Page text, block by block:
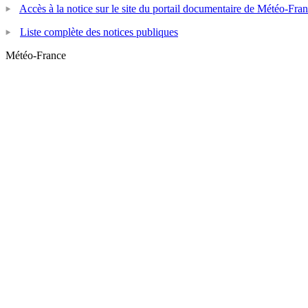
Accès à la notice sur le site du portail documentaire de Météo-
Liste complète des notices publiques
Météo-France